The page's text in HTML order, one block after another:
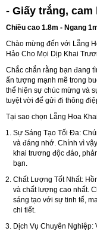
- Giấy trắng,
Chiều cao 1.8m - Ngang
Chào mừng đến với Lẵng
Hảo Cho Mọi Dịp Khai
Chắc chắn rằng bạn đang
ấn tượng mạnh mẽ trong
thể hiện sự chúc mừng và
tuyệt vời để gửi đi thông
Tại sao chọn Lẵng Hoa
Sự Sáng Tạo Tối Đa:
và đáng nhớ. Chính vì
khai trương độc đáo,
bạn.
Chất Lượng Tốt Nhất:
và chất lượng cao nhất.
sáng tạo với sự tinh tế,
chi tiết.
Dịch Vụ Chuyên